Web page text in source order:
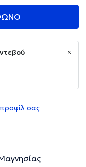
προφίλ σας